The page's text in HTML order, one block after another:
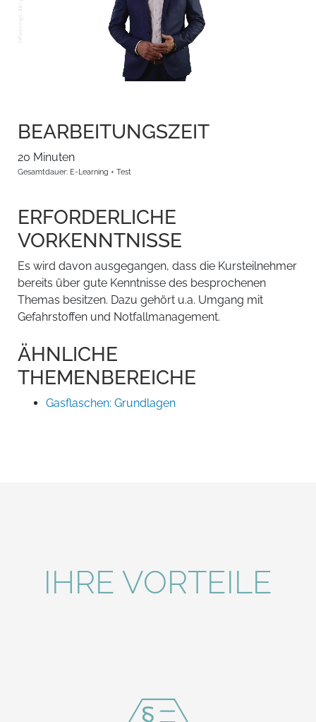
BEARBEITUNGSZEIT
20 Minuten
Gesamtdauer: E-Learning + Test
ERFORDERLICHE
VORKENNTNISSE
Es wird davon ausgegangen, dass die Kursteilnehmer
bereits über gute Kenntnisse des besprochenen
Themas besitzen. Dazu gehört u.a. Umgang mit
Gefahrstoffen und Notfallmanagement.
ÄHNLICHE
THEMENBEREICHE
Gasflaschen: Grundlagen
IHRE VORTEILE